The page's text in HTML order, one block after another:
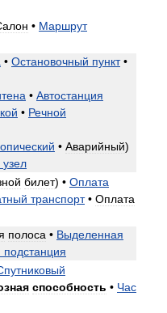
• Маршрут
• Остановочный пункт•
• Автостанция
• Речной
• Аварийный)
узел
билет) • Оплата
транспорт• Оплата
полоса • Выделенная
подстанция
способность • Час